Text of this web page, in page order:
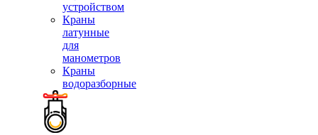
устройством
Краны
латунные
для
манометров
Краны
водоразборные